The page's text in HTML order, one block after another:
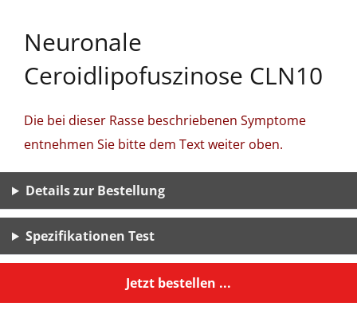
Neuronale
Ceroidlipofuszinose CLN10
Die bei dieser Rasse beschriebenen Symptome
entnehmen Sie bitte dem Text weiter oben.
Details zur Bestellung
Spezifikationen Test
Jetzt bestellen ...